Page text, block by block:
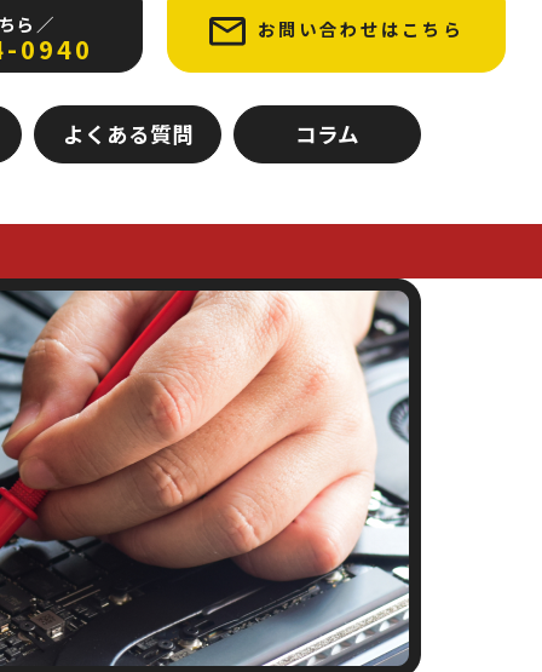
ら ／
0940
お問い合わせはこちら
よくある質問 コラム